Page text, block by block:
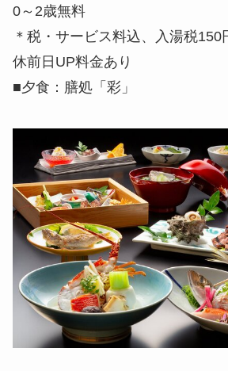
0～2歳無料
＊税・サービス料込、入湯税150
休前日UP料金あり
■夕食：膳処「彩」